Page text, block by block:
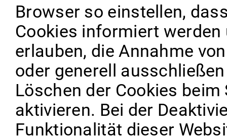
Browser so einstellen,
Cookies informiert
erlauben, die Annahme
oder generell
Löschen der Cookies
aktivieren. Bei der
Funktionalität dieser